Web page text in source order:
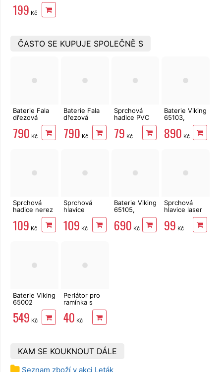
EXTOL
PREMIUM
199 Kč
ČASTO SE KUPUJE SPOLEČNĚ S
Baterie Fala
dřezová
černá
790 Kč
Baterie Fala
dřezová
červená
790 Kč
Sprchová
hadice PVC
150 cm Viking
79 Kč
Baterie Viking
65103,
vanová
890 Kč
Sprchová
hadice nerez
Viking
109 Kč
Sprchová
hlavice
3funkční
Viking
109 Kč
Baterie Viking
65105,
sprchová
690 Kč
Sprchová
hlavice laser
eko, 75mm,
2funkční
Viking
99 Kč
Baterie Viking
65002
umyvadlová,
stojánková
549 Kč
Perlátor pro
ramínka s
závitem M24
40 Kč
KAM SE KOUKNOUT DÁLE
Seznam zboží v akci Leták